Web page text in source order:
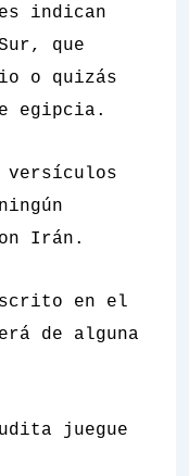
indican
que
o quizás
egipcia.
versículos
Irán.
en el
de alguna
juegue